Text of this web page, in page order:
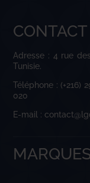
CONTACT
Adresse : 4 rue
Tunisie.
Téléphone : (+216)
020
E-mail :